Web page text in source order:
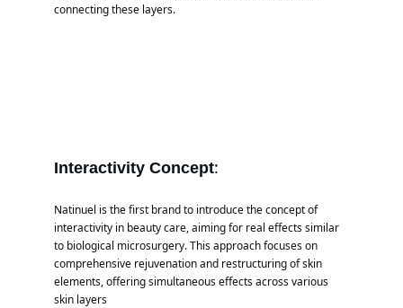
connecting these layers.
Interactivity Concept:
Natinuel is the first brand to introduce the concept of
interactivity in beauty care, aiming for real effects similar
to biological microsurgery. This approach focuses on
comprehensive rejuvenation and restructuring of skin
elements, offering simultaneous effects across various
skin layers​